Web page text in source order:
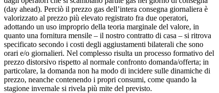
(day ahead). Perciò il prezzo gas dell’intera consegna giornaliera è
valorizzato al prezzo più elevato registrato fra due operatori,
adottando un uso improprio della teoria marginale del valore, in
quanto una fornitura mensile – il nostro contratto di casa – si ritrova
specificato secondo i costi degli aggiustamenti bilaterali che sono
orari e/o giornalieri. Nel complesso risulta un processo formativo del
prezzo distorsivo rispetto al normale confronto domanda/offerta; in
particolare, la domanda non ha modo di incidere sulle dinamiche di
prezzo, neanche contenendo i propri consumi, come quando la
stagione invernale si rivela più mite del previsto.